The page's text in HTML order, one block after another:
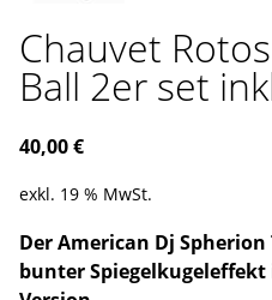
Chauvet
Ball 2er set
40,00€
exkl. 19 % MwSt.
Der American Dj
bunter